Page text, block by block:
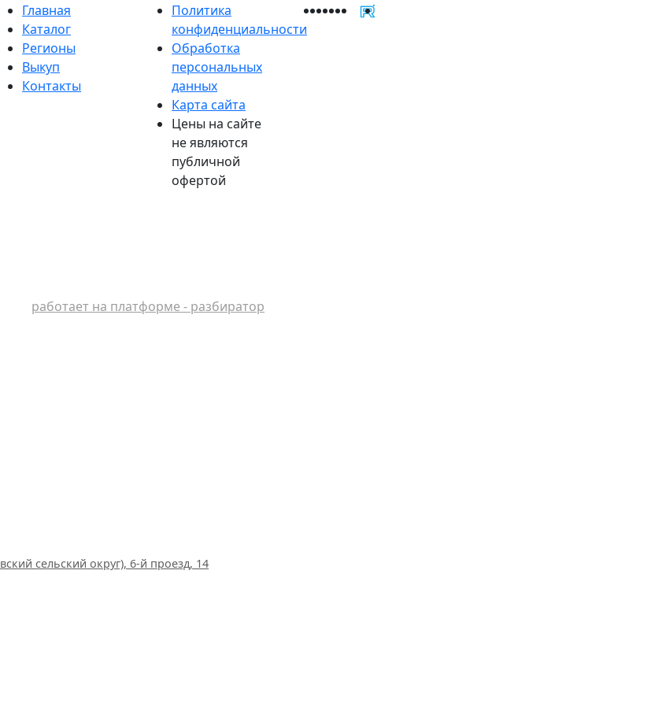
Главная
Каталог
Регионы
Выкуп
Контакты
Политика
конфиденциальности
Обработка
персональных
данных
Карта сайта
Цены на сайте
не являются
публичной
офертой
работает на платформе - разбиратор
сельский округ), 6-й проезд, 14